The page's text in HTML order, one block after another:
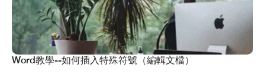
Word教學--如何插入特殊符號（編輯文檔）